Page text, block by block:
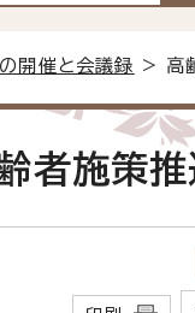
開催と会議録 > 高
者施策推